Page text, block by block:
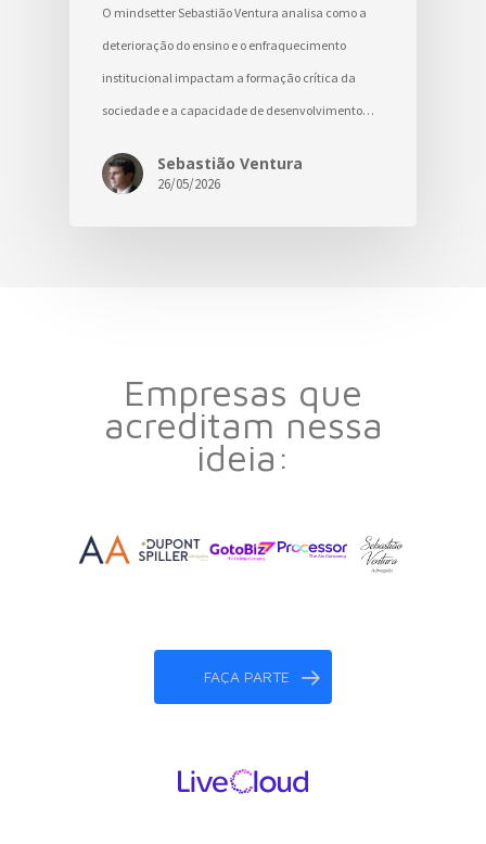
O mindsetter Sebastião Ventura analisa como a
deterioração do ensino e o enfraquecimento
institucional impactam a formação crítica da
sociedade e a capacidade de desenvolvimento…
Sebastião Ventura
26/05/2026
Empresas que
acreditam nessa
ideia:
FAÇA PARTE